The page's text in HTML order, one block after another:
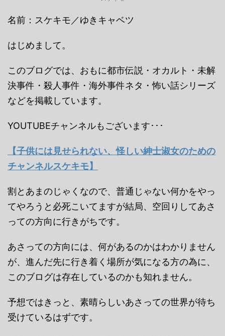
名前：スケキモ／ゆきキャベツ
はじめまして。
このブログでは、おもに都市伝説・オカルト・未解
決事件・殺人事件・海外事件ネタ・怖い話シリーズ
などを掲載しています。
YOUTUBEチャンネルもございます･･･
【子供には見せられない、怪しい紳士淑女のための
チャンネルスケキモ】
割とあまのじゃくなので、普通じゃない何かをやっ
てやろうと必死こいてますが結局、空回りしてあさ
っての方向に行きがちです。
あさっての方向には、何があるのかはわかりません
が、進んだ先に行き着く場所が気になる方の為に、
このブログは存在しているのかも知れません。
予想ではきっと、素晴らしいあさっての世界が待ち
受けているはずです。